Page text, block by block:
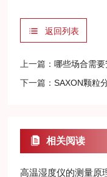
返回列表
上一篇：哪些场合需
下一篇：SAXON颗粒
相关阅读
高温湿度仪的测量原